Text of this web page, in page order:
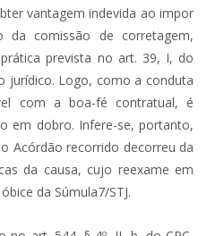
vantagem indevida ao impor
da comissão de corretagem,
prevista no art. 39, I, do
jurídico. Logo, como a conduta
com a boa-fé contratual, é
em dobro. Infere-se, portanto,
Acórdão recorrido decorreu da
da causa, cujo reexame em
da Súmula7/STJ.